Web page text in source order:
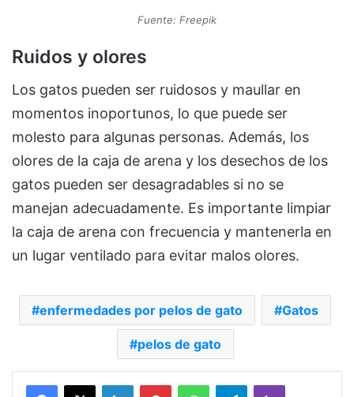
Fuente: Freepik
Ruidos y olores
Los gatos pueden ser ruidosos y maullar en
momentos inoportunos, lo que puede ser
molesto para algunas personas. Además, los
olores de la caja de arena y los desechos de los
gatos pueden ser desagradables si no se
manejan adecuadamente. Es importante limpiar
la caja de arena con frecuencia y mantenerla en
un lugar ventilado para evitar malos olores.
enfermedades por pelos de gato Gatos
pelos de gato
Facebook
X LinkedInPinterestWhatsAppTelegramViber